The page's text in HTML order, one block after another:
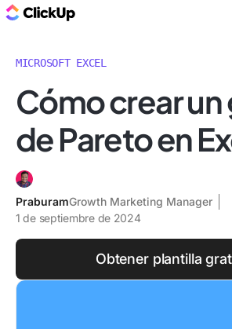
MICROSOFT EXCEL
Cómo crear
de Pareto en
PraburamGrowth Marketing Manager
1 de septiembre de 2024
Obtener plantilla